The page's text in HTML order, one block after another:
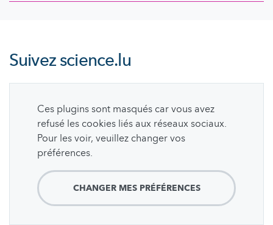
Suivezscience.lu
Ces plugins sont masqués car vous avez
refusé les cookies liés aux réseaux sociaux.
Pour les voir, veuillez changer vos
préférences.
CHANGER MES PRÉFÉRENCES